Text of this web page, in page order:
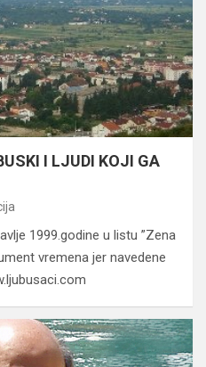
I LJUDI KOJI GA
1999.godine u listu ”Zena
vremena jer navedene